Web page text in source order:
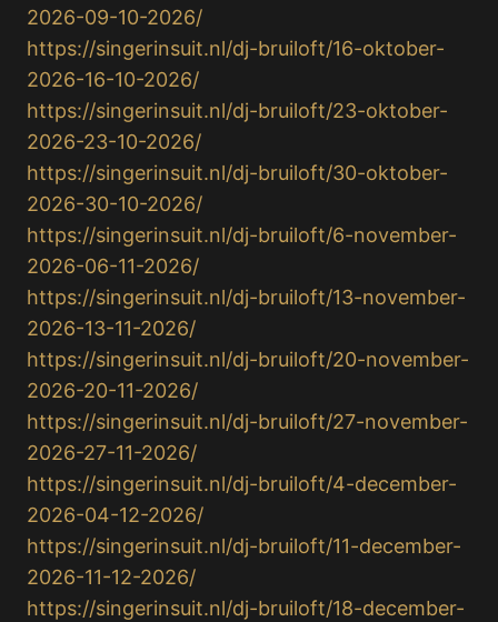
2026-09-10-2026/
https://singerinsuit.nl/dj-bruiloft/16-oktober-
2026-16-10-2026/
https://singerinsuit.nl/dj-bruiloft/23-oktober-
2026-23-10-2026/
https://singerinsuit.nl/dj-bruiloft/30-oktober-
2026-30-10-2026/
https://singerinsuit.nl/dj-bruiloft/6-november-
2026-06-11-2026/
https://singerinsuit.nl/dj-bruiloft/13-november-
2026-13-11-2026/
https://singerinsuit.nl/dj-bruiloft/20-november-
2026-20-11-2026/
https://singerinsuit.nl/dj-bruiloft/27-november-
2026-27-11-2026/
https://singerinsuit.nl/dj-bruiloft/4-december-
2026-04-12-2026/
https://singerinsuit.nl/dj-bruiloft/11-december-
2026-11-12-2026/
https://singerinsuit.nl/dj-bruiloft/18-december-